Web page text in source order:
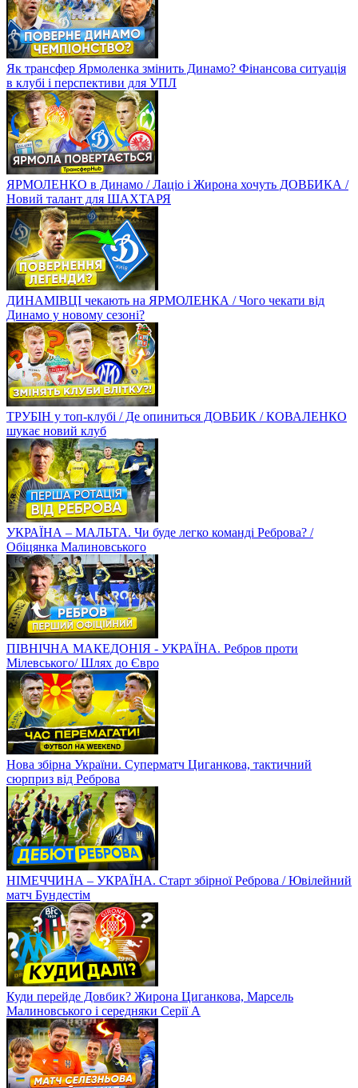
Як трансфер Ярмоленка змінить Динамо? Фінансова ситуація
в клубі і перспективи для УПЛ
ЯРМОЛЕНКО в Динамо / Лаціо і Жирона хочуть ДОВБИКА /
Новий талант для ШАХТАРЯ
ДИНАМІВЦІ чекають на ЯРМОЛЕНКА / Чого чекати від
Динамо у новому сезоні?
ТРУБІН у топ-клубі / Де опиниться ДОВБИК / КОВАЛЕНКО
шукає новий клуб
УКРАЇНА – МАЛЬТА. Чи буде легко команді Реброва? /
Обіцянка Малиновського
ПІВНІЧНА МАКЕДОНІЯ - УКРАЇНА. Ребров проти
Мілевського/ Шлях до Євро
Нова збірна України. Суперматч Циганкова, тактичний
сюрприз від Реброва
НІМЕЧЧИНА – УКРАЇНА. Старт збірної Реброва / Ювілейний
матч Бундестім
Куди перейде Довбик? Жирона Циганкова, Марсель
Малиновського і середняки Серії А